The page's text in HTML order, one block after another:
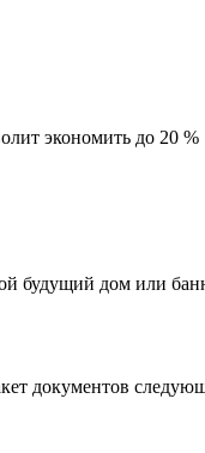
экономить до 20 %
будущий дом или
документов